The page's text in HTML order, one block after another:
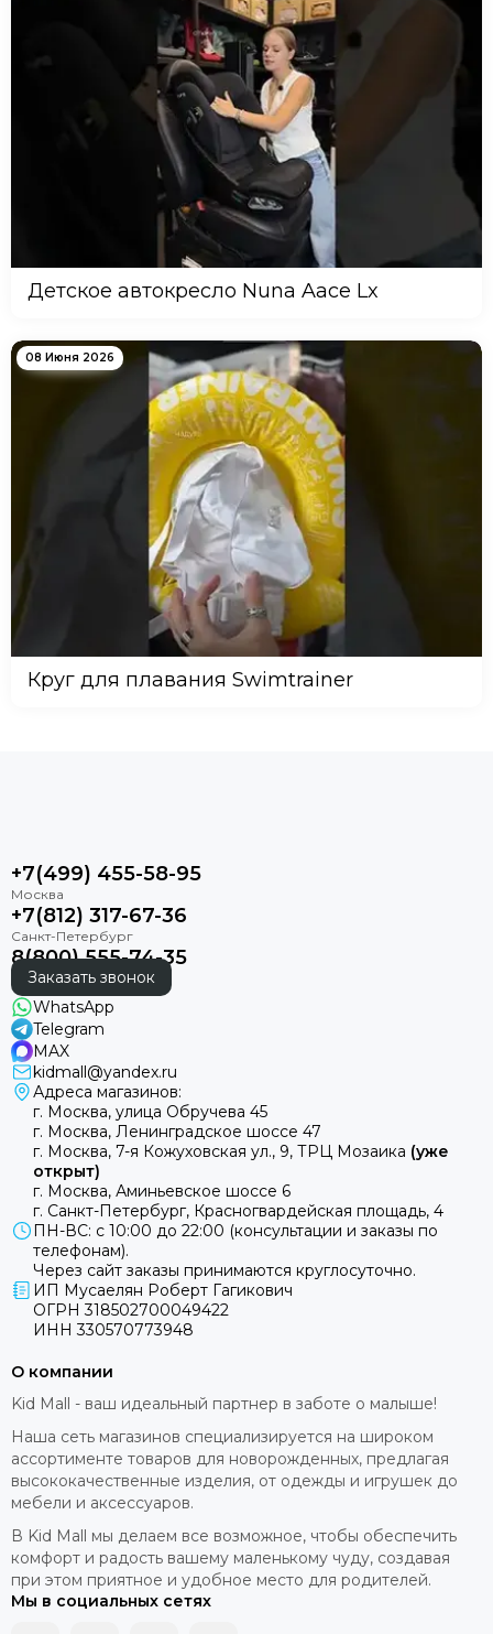
Детское автокресло Nuna Aace Lx
08 Июня 2026
Круг для плавания Swimtrainer
+7(499) 455-58-95
+7(812) 317-67-36
8(800) 555-74-35
Заказать звонок
WhatsApp
Telegram
MAX
kidmall@yandex.ru
Адреса магазинов:
г. Москва, улица Обручева 45
г. Москва, Ленинградское шоссе 47
г. Москва, 7-я Кожуховская ул., 9, ТРЦ Мозаика (уже
открыт)
г. Москва, Аминьевское шоссе 6
г. Санкт-Петербург, Красногвардейская площадь, 4
ПН-ВС: с 10:00 до 22:00 (консультации и заказы по
телефонам).
Через сайт заказы принимаются круглосуточно.
ИП Мусаелян Роберт Гагикович
ОГРН 318502700049422
ИНН 330570773948
О компании
Kid Mall - ваш идеальный партнер в заботе о малыше!
Наша сеть магазинов специализируется на широком
ассортименте товаров для новорожденных, предлагая
высококачественные изделия, от одежды и игрушек до
мебели и аксессуаров.
В Kid Mall мы делаем все возможное, чтобы обеспечить
комфорт и радость вашему маленькому чуду, создавая
при этом приятное и удобное место для родителей.
Мы в социальных сетях